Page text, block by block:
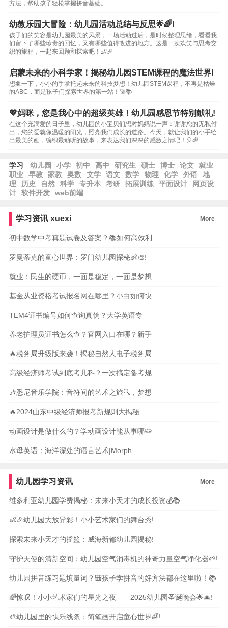
方法，帮助孩子轻松掌握拼音基础。
幼教乐园大冒险：幼儿园活动总结与反思🌟🌈!
孩子们的笑容是幼儿园最美的风景，一场活动过后，是时候整理思绪，看看我
们留下了哪些珍贵的回忆，又有哪些值得改进的地方。这是一次欢笑与思考交
织的旅程，一起来回顾和探索吧！👶🎉
启蒙未来的小科学家！揭秘幼儿园STEM课程的魔法世界!
想象一下，小小的手掌托起未来的科技梦想！幼儿园STEM课程，不再是枯燥
的ABC，而是孩子们探索世界的第一站！🚀📚
💖妈咪，您是我心中的超级英雄！幼儿园感恩节特别献礼!
在这个充满爱的日子里，幼儿园的小宝贝们想对妈妈说一声：谢谢您的无私付
出，您的爱就像温暖的阳光，照亮我们成长的道路。今天，就让我们的小手绘
出最美的画，编织最动听的故事，来表达我们深深的感激之情吧！🎈🌈
学习 幼儿园 小学 初中 高中 研究生 硕士 博士 论文
就业
职业
早教 家教 奥数 文学 语文 数学 物理 化学 外语
地
理
历史 自然 科学 专升本 考研 拓展训练 平面设计
网页设
计
软件开发 web前端
学习资讯 xuexi More
初中数学中考真题试卷及答案？📚如何高效利
罗曼蒂克的童心世界：罗门幼儿园探秘👶🎨!
就业：民生的硬币，一面是稳定，一面是梦想
基金从业资格考试报名网在哪里？小白如何快
TEM4证书编号如何查询真伪？大学英语专
养老护理员证书怎么查？官网入口在哪？新手
🔥税务局升级版来袭！揭秘自然人电子税务局
高级经济师考试到底考几科？一次搞定备考规
🎶悉尼音乐学院：音符间的艺术之旅🔍，梦想
🔥2024山东中级经济师报考新规则大揭秘
动画设计是做什么的？学动画设计能从事哪些
水母英语：海洋深处的语言艺术|Morph
幼儿园学习资讯 More
维多利亚幼儿园学费揭秘：未来小天才的成长投资💰📚
👶🎉幼儿园大放异彩！小小艺术家们的舞台秀!
探索未来小天才的摇篮：威海新都幼儿园揭秘!
守护天使的清新空间：幼儿园空气消毒机的神奇力量空气净化器🌱!
幼儿园拼音练习题填量词？🎒孩子学拼音的好方法都在这里啦！📚
🌈惊叹！小小艺术家们的星光之夜——2025幼儿园圣诞晚会🌟🎄!
🎨幼儿园里的快乐线条：简笔画开启童心世界🌈!